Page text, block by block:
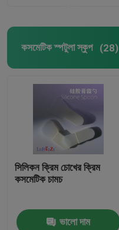
কসমেটিক স্পটুলা স্কুপ (28)
সিলিকন ক্রিম চোখের ক্রিম
কসমেটিক চামচ
ভালো দাম